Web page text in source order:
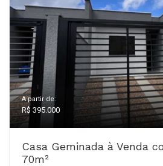
A partir de:
R$ 395.000
Casa Geminada à Venda
70m²